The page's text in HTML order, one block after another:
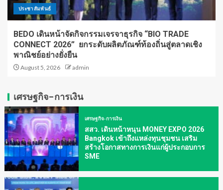
ประชาสัมพันธ์
BEDO เดินหน้าจัดกิจกรรมเจรจาธุรกิจ “BIO TRADE
CONNECT 2026” ยกระดับผลิตภัณฑ์ท้องถิ่นสู่ตลาดเชิง
พาณิชย์อย่างยั่งยืน
August 5, 2026 admin
เศรษฐกิจ-การเงิน
เศรษฐกิจ-การเงิน
สสว. เดินหน้าหนุน MONEY EXPO 2026
Bangkok เข้าถึงแหล่งทุนชุมชน เสริม
สร้างโอกาสทางการเงินแก่ผู้ประกอบการ
SME